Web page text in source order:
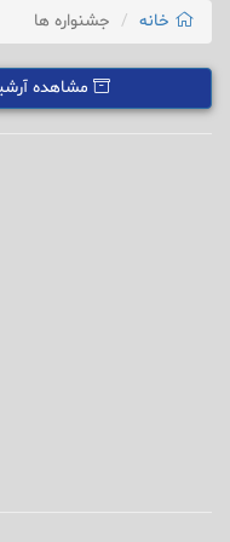
خانه جشنواره ها
مشاهده